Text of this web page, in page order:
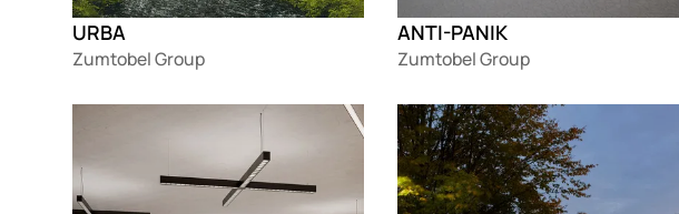
URBA
Zumtobel Group
ANTI-PANIK
Zumtobel Group
Loading